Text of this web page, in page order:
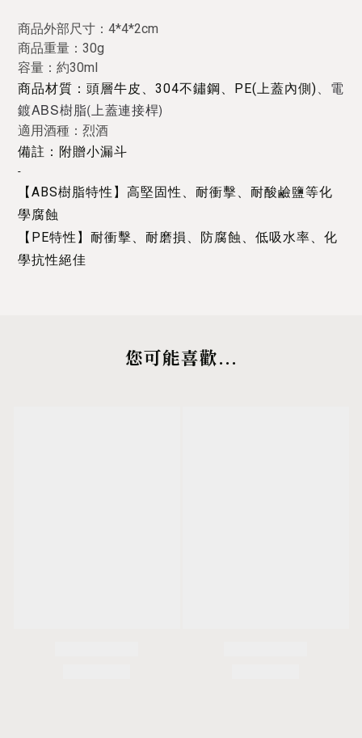
商品外部尺寸：4*4*2cm
商品重量：30g
容量 ：約30ml
商品材質：頭層牛皮、304不鏽鋼、PE(上蓋內側)、 電
鍍ABS樹脂(上蓋連接桿)
適用酒種：烈酒
備註：附贈小漏斗
-
【ABS樹脂特性】高堅固性、耐衝擊、耐酸鹼鹽等化
學腐蝕
【PE特性】耐衝擊、耐磨損、防腐蝕、低吸水率、化
學抗性絕佳
您可能喜歡...